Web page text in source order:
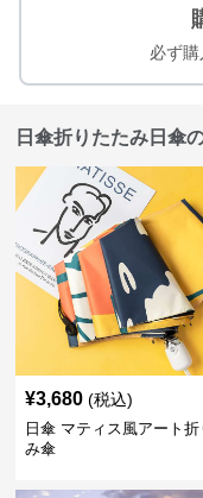
必ず購
日傘折りたたみ日傘
¥3,680 (税込)
日傘 マティス風アート折
み傘